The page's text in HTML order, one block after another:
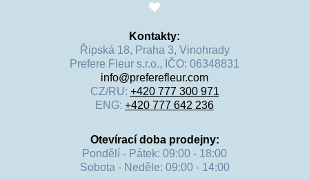
Kontakty:
Řipská 18, Praha 3, Vinohrady
Prefere Fleur s.r.o., IČO: 06348831
info@preferefleur.com
CZ/RU: +420 777 300 971
ENG: +420 777 642 236
Otevírací doba prodejny:
Pondělí - Pátek: 09:00 - 18:00
Sobota - Neděle: 09:00 - 14:00